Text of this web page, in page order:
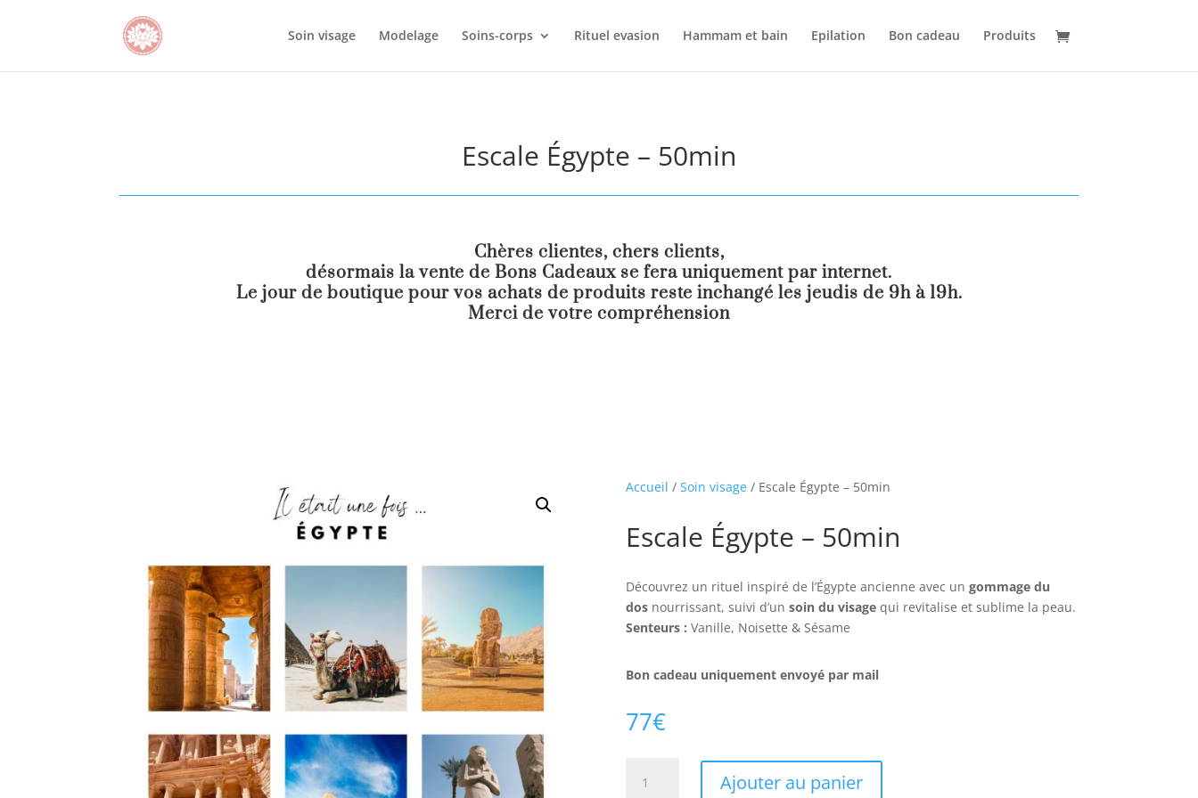
Soin visage Modelage Soins-corps Rituel evasion Hammam et bain Epilation Bon cadeau Produits
Escale Égypte – 50min
Chères clientes, chers clients,
désormais la vente de Bons Cadeaux se fera uniquement par internet.
Le jour de boutique pour vos achats de produits reste inchangé les jeudis de 9h à 19h.
Merci de votre compréhension
Accueil / Soin visage/ Escale Égypte – 50min
Escale Égypte – 50min
Découvrez un rituel inspiré de l’Égypte ancienne avec un gommage du
dosnourrissant, suivi d’un soin du visagequi revitalise et sublime la peau.
Senteurs : Vanille, Noisette & Sésame
Bon cadeau uniquement envoyé par mail
77€
Ajouter au panier